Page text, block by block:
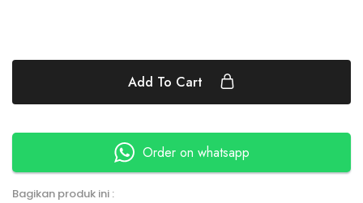
Add To Cart
Order on whatsapp
Bagikan produk ini :